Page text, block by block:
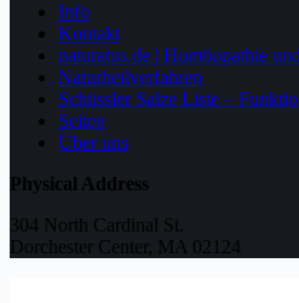
Info
Kontakt
naturatus.de | Homöopathie
Naturheilverfahren
Schüssler Salze Liste –
Seiten
Über uns
Physical Address
304 North Cardinal St.
Dorchester Center, MA 02124